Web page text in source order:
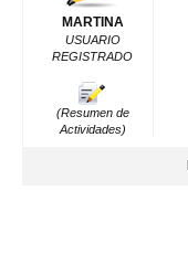
MARTINA
USUARIO
REGISTRADO
(Resumen de
Actividades)